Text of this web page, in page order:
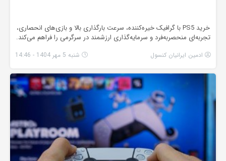
خرید PS5 با گرافیک خیره‌کننده، سرعت بارگذاری بالا و بازی‌های انحصاری،
تجربه‌ای منحصربه‌فرد و سرمایه‌گذاری ارزشمند در سرگرمی را فراهم می‌کند.
ادمین ایرانیان کنسول شنبه 5 مهر 1404 - 14:46